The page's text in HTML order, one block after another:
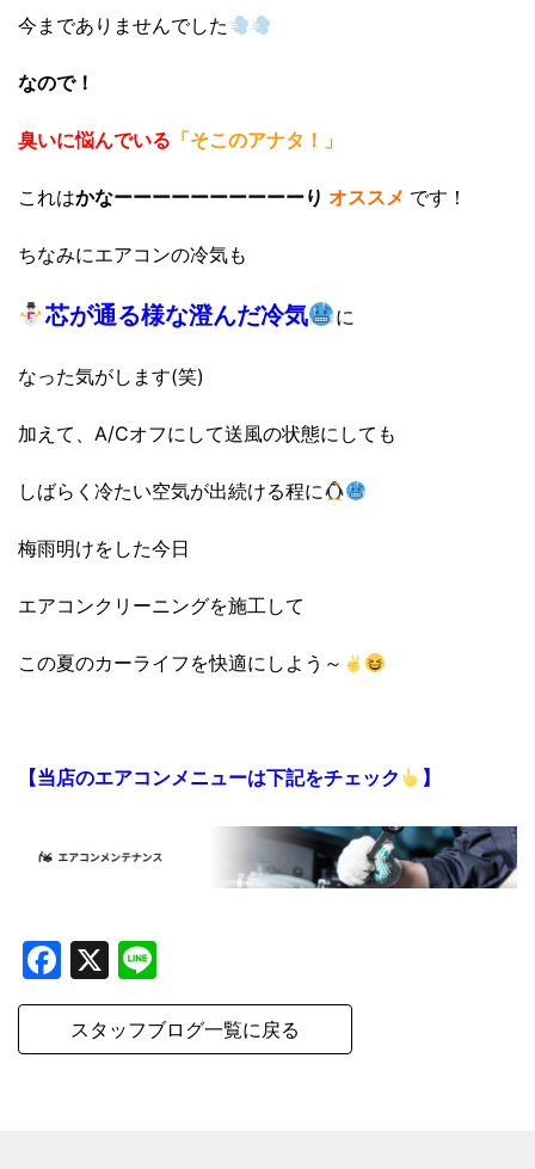
今までありませんでした
なので！
臭いに悩んでいる 「そこのアナタ！」
これはかなーーーーーーーーーーり オススメ です！
ちなみにエアコンの冷気も
芯が通る様な澄んだ冷気 に
なった気がします(笑)
加えて、A/Cオフにして送風の状態にしても
しばらく冷たい空気が出続ける程に
梅雨明けをした今日
エアコンクリーニングを施工して
この夏のカーライフを快適にしよう～
【当店のエアコンメニューは下記をチェック 】
Facebook
X
スタッフブログ一覧に戻る